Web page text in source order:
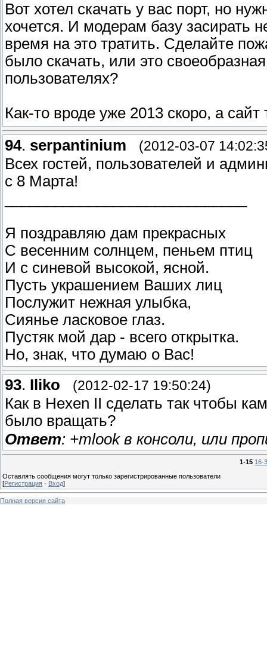
Вот хотел скачать у вас порт, но
хочется. И модерам базу засирать
время на это тратить. Сделайте
было скачать, или это
пользователях?
Как-то вроде уже 2013 скоро, а
94. serpantinium (2012-03-07
Всех гостей, пользователей и
с 8 Марта!
Я поздравляю дам прекрасных
С весенним солнцем, пеньем птиц
И с синевой высокой, ясной.
Пусть украшением Ваших лиц
Послужит нежная улыбка,
Сиянье ласковое глаз.
Пустяк мой дар - всего открытка.
Но, знак, что думаю о Вас!
93. Iliko (2012-02-17 19:50:24)
Как в Hexen II сделать так чтобы
было вращать?
Ответ: +mlook в консоли, или
1-15 16-
Оставлять сообщения могут только зарегистрированные пользователи
[Регистрация · Вход]
Полная версия сайта